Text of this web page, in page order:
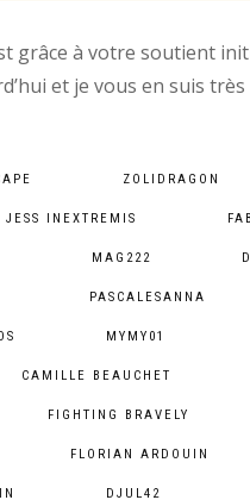
grâce à votre soutient
et je vous en suis
ZOLIDRAGON
JESS INEXTREMIS
MAG222
PASCALESANNA
MYMY01
CAMILLE BEAUCHET
FIGHTING BRAVELY
FLORIAN ARDOUIN
DJUL42